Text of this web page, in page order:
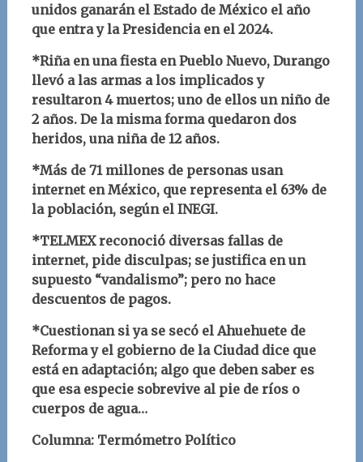
unidos ganarán el Estado de México el año
que entra y la Presidencia en el 2024.
*Riña en una fiesta en Pueblo Nuevo, Durango
llevó a las armas a los implicados y
resultaron 4 muertos; uno de ellos un niño de
2 años. De la misma forma quedaron dos
heridos, una niña de 12 años.
*Más de 71 millones de personas usan
internet en México, que representa el 63% de
la población, según el INEGI.
*TELMEX reconoció diversas fallas de
internet, pide disculpas; se justifica en un
supuesto “vandalismo”; pero no hace
descuentos de pagos.
*Cuestionan si ya se secó el Ahuehuete de
Reforma y el gobierno de la Ciudad dice que
está en adaptación; algo que deben saber es
que esa especie sobrevive al pie de ríos o
cuerpos de agua…
Columna: Termómetro Político